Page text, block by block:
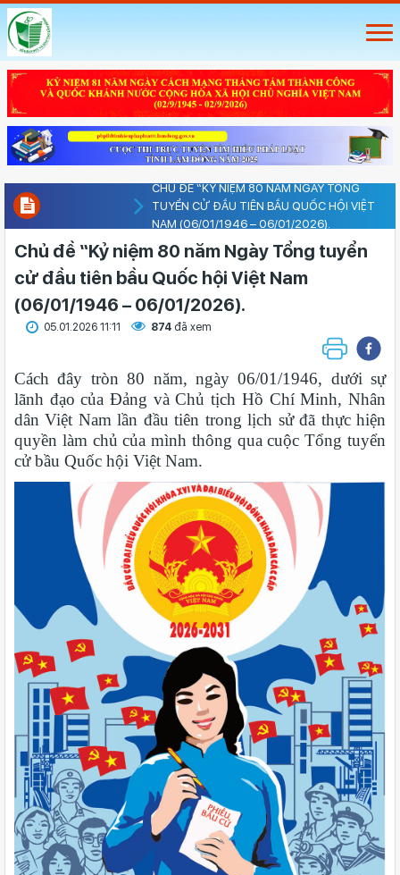
CHỦ ĐỀ “KỶ NIỆM 80 NĂM NGÀY TỔNG
TUYỂN CỬ ĐẦU TIÊN BẦU QUỐC HỘI VIỆT
NAM (06/01/1946 – 06/01/2026).
Chủ đề “Kỷ niệm 80 năm Ngày Tổng tuyển
cử đầu tiên bầu Quốc hội Việt Nam
(06/01/1946 – 06/01/2026).
05.01.2026 11:11 874 đã xem
Cách đây tròn 80 năm, ngày 06/01/1946, dưới sự
lãnh đạo của Đảng và Chủ tịch Hồ Chí Minh, Nhân
dân Việt Nam lần đầu tiên trong lịch sử đã thực hiện
quyền làm chủ của mình thông qua cuộc Tổng tuyển
cử bầu Quốc hội Việt Nam.